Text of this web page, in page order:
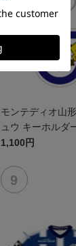
モンテディオ山
ュウ キーホルダ
1,100円